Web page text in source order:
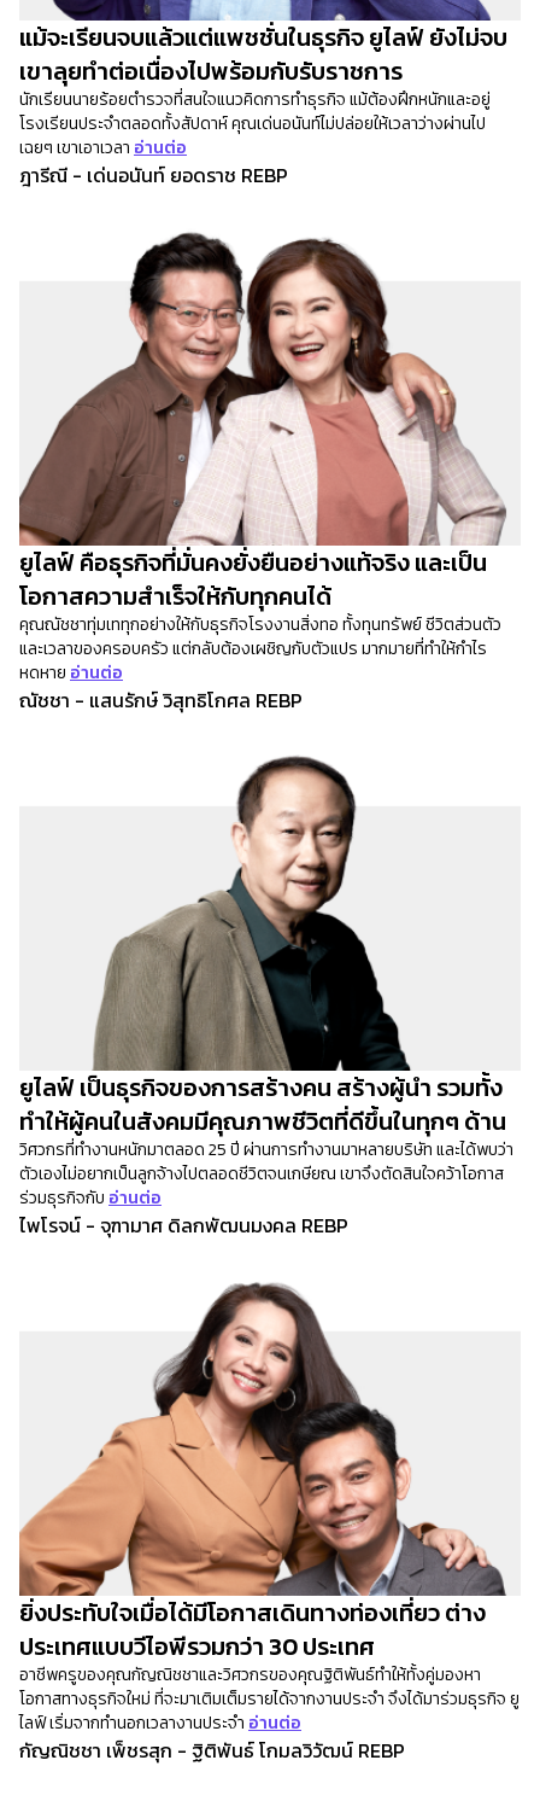
แม้จะเรียนจบแล้วแต่แพชชั่นในธุรกิจ ยูไลฟ์ ยังไม่จบ
เขาลุยทำต่อเนื่องไปพร้อมกับรับราชการ
นักเรียนนายร้อยตำรวจที่สนใจแนวคิดการทำธุรกิจ แม้ต้องฝึกหนักและอยู่
โรงเรียนประจำตลอดทั้งสัปดาห์ คุณเด่นอนันท์ไม่ปล่อยให้เวลาว่างผ่านไป
เฉยๆ เขาเอาเวลาอ่านต่อ
ฎารีณี - เด่นอนันท์ ยอดราช REBP
ยูไลฟ์ คือธุรกิจที่มั่นคงยั่งยืนอย่างแท้จริง และเป็น
โอกาสความสำเร็จให้กับทุกคนได้
คุณณัชชาทุ่มเททุกอย่างให้กับธุรกิจโรงงานสิ่งทอ ทั้งทุนทรัพย์ ชีวิตส่วนตัว
และเวลาของครอบครัว แต่กลับต้องเผชิญกับตัวแปร มากมายที่ทำให้กำไร
หดหาย อ่านต่อ
ณัชชา - แสนรักษ์ วิสุทธิโกศล REBP
ยูไลฟ์ เป็นธุรกิจของการสร้างคน สร้างผู้นำ รวมทั้ง
ทำให้ผู้คนในสังคมมีคุณภาพชีวิตที่ดีขึ้นในทุกๆ ด้าน
วิศวกรที่ทำงานหนักมาตลอด 25 ปี ผ่านการทำงานมาหลายบริษัท และได้พบว่า
ตัวเองไม่อยากเป็นลูกจ้างไปตลอดชีวิตจนเกษียณ เขาจึงตัดสินใจคว้าโอกาส
ร่วมธุรกิจกับ อ่านต่อ
ไพโรจน์ - จุฑามาศ ดิลกพัฒนมงคล REBP
ยิ่งประทับใจเมื่อได้มีโอกาสเดินทางท่องเที่ยว ต่าง
ประเทศแบบวีไอพีรวมกว่า 30 ประเทศ
อาชีพครูของคุณกัญณิชชาและวิศวกรของคุณฐิติพันธ์ทำให้ทั้งคู่มองหา
โอกาสทางธุรกิจใหม่ ที่จะมาเติมเต็มรายได้จากงานประจำ จึงได้มาร่วมธุรกิจ ยู
ไลฟ์ เริ่มจากทำนอกเวลางานประจำ อ่านต่อ
กัญณิชชา เพ็ชรสุก - ฐิติพันธ์ โกมลวิวัฒน์ REBP